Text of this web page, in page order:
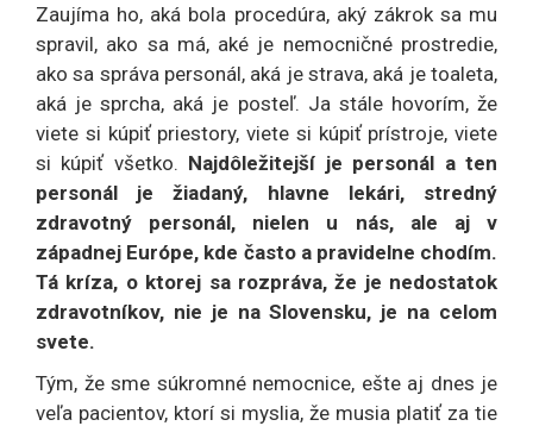
Zaujíma ho, aká bola procedúra, aký zákrok sa mu
spravil, ako sa má, aké je nemocničné prostredie,
ako sa správa personál, aká je strava, aká je toaleta,
aká je sprcha, aká je posteľ. Ja stále hovorím, že
viete si kúpiť priestory, viete si kúpiť prístroje, viete
si kúpiť všetko. Najdôležitejší je personál a ten
personál je žiadaný, hlavne lekári, stredný
zdravotný personál, nielen u nás, ale aj v
západnej Európe, kde často a pravidelne chodím.
Tá kríza, o ktorej sa rozpráva, že je nedostatok
zdravotníkov, nie je na Slovensku, je na celom
svete.
Tým, že sme súkromné nemocnice, ešte aj dnes je
veľa pacientov, ktorí si myslia, že musia platiť za tie